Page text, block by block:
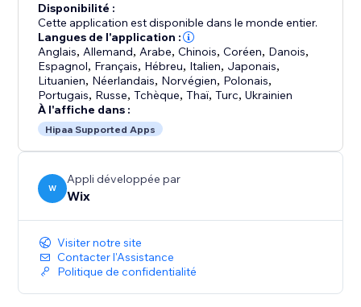
Disponibilité :
Cette application est disponible dans le monde entier.
Langues de l'application :
Anglais, Allemand, Arabe,Chinois,Coréen, Danois,
Espagnol, Français, Hébreu, Italien, Japonais,
Lituanien, Néerlandais, Norvégien, Polonais,
Portugais, Russe,Tchèque,Thaï,Turc,Ukrainien
À l'affiche dans :
Hipaa Supported Apps
W
Appli développée par
Wix
Visiter notre site
Contacter l'Assistance
Politique de confidentialité